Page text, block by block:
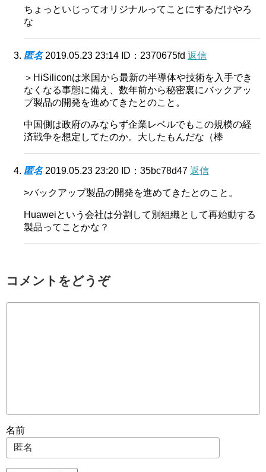
ちょっといじってオリジナルってことにするだけやろ
な
匿名 2019.05.23 23:14 ID：2370675fd 返信
＞HiSiliconは米国から最新の半導体や技術を入手でき
なくなる事態に備え、数年前から秘密裏にバックアッ
プ製品の開発を進めてきたとのこと。
中国側は政府のみならず企業レベルでもこの規模の経
済戦争を想定してたのか。大したもんだな（棒
匿名 2019.05.23 23:20 ID：35bc78d47 返信
>バックアップ製品の開発を進めてきたとのこと。
Huaweiという会社は分割して別組織として再始動する
製品ってことかな？
コメントをどうぞ
名前